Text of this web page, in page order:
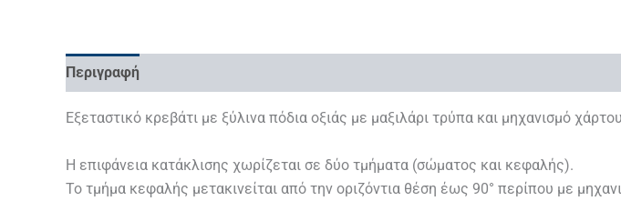
Περιγραφή
Εξεταστικό κρεβάτι με ξύλινα πόδια οξιάς με μαξιλάρι τρύπα και μηχανισμό
H επιφάνεια κατάκλισης χωρίζεται σε δύο τμήματα (σώματος και κεφαλής).
To τμήμα κεφαλής μετακινείται από την οριζόντια θέση έως 90° περίπου με